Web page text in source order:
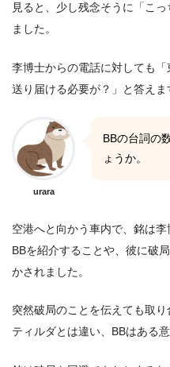
見ると、少し残念そうに「こ
ました。
李博士からの電話に対しても
送り届ける必要が？」と答えま
urara
BBの台詞の
ょうか。
空港へと向かう車内で、銘は
BBを紹介することや、彼に破
かされました。
突然破局のことを伝えても取
ティルダとは違い、BBはある